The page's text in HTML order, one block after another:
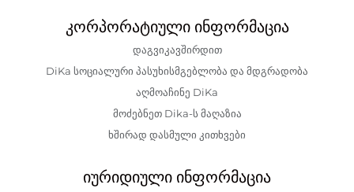
კორპორატიული ინფორმაცია
დაგვიკავშირდით
DiKa სოციალური პასუხისმგებლობა და მდგრადობა
აღმოაჩინე DiKa
მოძებნეთ Dika-ს მაღაზია
ხშირად დასმული კითხვები
იურიდიული ინფორმაცია